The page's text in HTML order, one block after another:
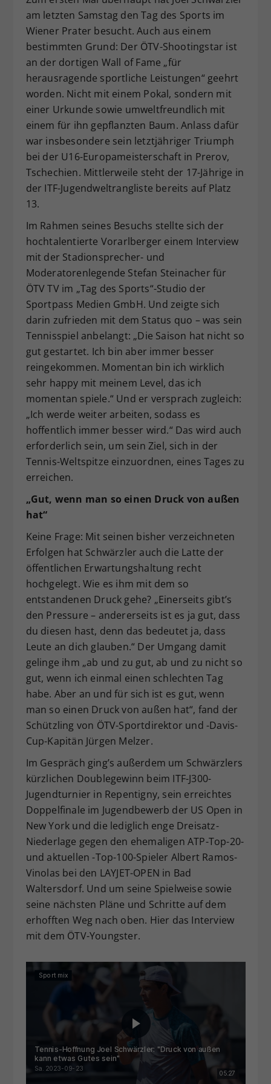
am letzten Samstag den Tag des Sports im
Wiener Prater besucht. Auch aus einem
bestimmten Grund: Der ÖTV-Shootingstar ist
an der dortigen Wall of Fame „für
herausragende sportliche Leistungen“ geehrt
worden. Nicht mit einem Pokal, sondern mit
einer Urkunde sowie umweltfreundlich mit
einem für ihn gepflanzten Baum. Anlass dafür
war insbesondere sein letztjähriger Triumph
bei der U16-Europameisterschaft in Prerov,
Tschechien. Mittlerweile steht der 17-Jährige in
der ITF-Jugendweltrangliste bereits auf Platz
13.
Im Rahmen seines Besuchs stellte sich der
hochtalentierte Vorarlberger einem Interview
mit der Stadionsprecher- und
Moderatorenlegende Stefan Steinacher für
ÖTV TV im „Tag des Sports“-Studio der
Sportpass Medien GmbH. Und zeigte sich
darin zufrieden mit dem Status quo – was sein
Tennisspiel anbelangt: „Die Saison hat nicht so
gut gestartet. Ich bin aber immer besser
reingekommen. Momentan bin ich wirklich
sehr happy mit meinem Level, das ich
momentan spiele.“ Und er versprach zugleich:
„Ich werde weiter arbeiten, sodass es
hoffentlich immer besser wird.“ Das wird auch
erforderlich sein, um sein Ziel, sich in der
Tennis-Weltspitze einzuordnen, eines Tages zu
erreichen.
„Gut, wenn man so einen Druck von außen
hat“
Keine Frage: Mit seinen bisher verzeichneten
Erfolgen hat Schwärzler auch die Latte der
öffentlichen Erwartungshaltung recht
hochgelegt. Wie es ihm mit dem so
entstandenen Druck gehe? „Einerseits gibt’s
den Pressure – andererseits ist es ja gut, dass
du diesen hast, denn das bedeutet ja, dass
Leute an dich glauben.“ Der Umgang damit
gelinge ihm „ab und zu gut, ab und zu nicht so
gut, wenn ich einmal einen schlechten Tag
habe. Aber an und für sich ist es gut, wenn
man so einen Druck von außen hat“, fand der
Schützling von ÖTV-Sportdirektor und -Davis-
Cup-Kapitän Jürgen Melzer.
Im Gespräch ging’s außerdem um Schwärzlers
kürzlichen Doublegewinn beim ITF-J300-
Jugendturnier in Repentigny, sein erreichtes
Doppelfinale im Jugendbewerb der US Open in
New York und die lediglich enge Dreisatz-
Niederlage gegen den ehemaligen ATP-Top-20-
und aktuellen -Top-100-Spieler Albert Ramos-
Vinolas bei den LAYJET-OPEN in Bad
Waltersdorf. Und um seine Spielweise sowie
seine nächsten Pläne und Schritte auf dem
erhofften Weg nach oben. Hier das Interview
mit dem ÖTV-Youngster.
Dieser Wert speichert Ihre Consent-
Einstellungen. Unter anderem eine
zufällig generierte ID, für die
historische Speicherung Ihrer
vorgenommen Einstellungen, falls der
Webseiten-Betreiber dies eingestellt
hat.